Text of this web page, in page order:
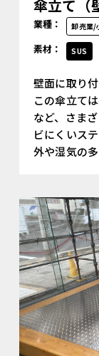
傘立て（
業種： 卸売業/
素材： SUS
壁面に取り
この傘立て
など、さま
ビにくいス
外や湿気の